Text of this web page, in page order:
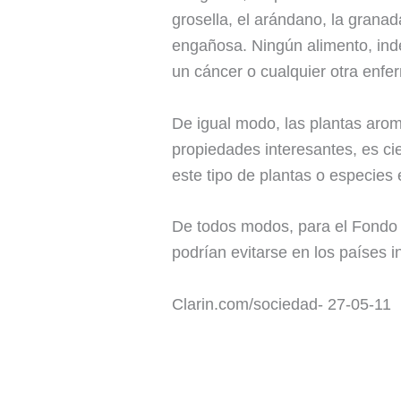
grosella, el arándano, la
engañosa. Ningún alimento,
un cáncer o cualquier otra
De igual modo, las plantas
propiedades interesantes, es
este tipo de plantas o
De todos modos, para el
podrían evitarse en los países
Clarin.com/sociedad- 27-05-11